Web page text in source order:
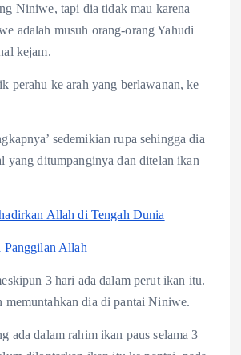
Niniwe, tapi dia tidak mau karena
adalah musuh orang-orang Yahudi
kejam.
perahu ke arah yang berlawanan, ke
sedemikian rupa sehingga dia
yang ditumpanginya dan ditelan ikan
Allah di Tengah Dunia
Panggilan Allah
3 hari ada dalam perut ikan itu.
memuntahkan dia di pantai Niniwe.
ada dalam rahim ikan paus selama 3